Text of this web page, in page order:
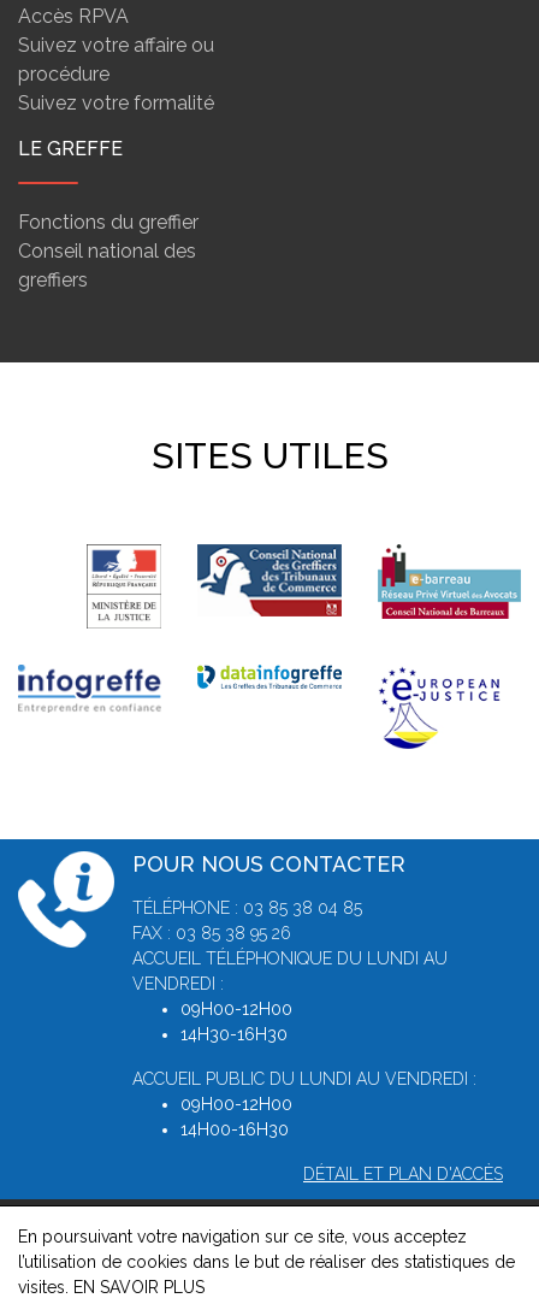
Accès RPVA
Suivez votre affaire ou
procédure
Suivez votre formalité
LE GREFFE
Fonctions du greffier
Conseil national des
greffiers
SITES UTILES
POUR NOUS CONTACTER
TÉLÉPHONE : 03 85 38 04 85
FAX : 03 85 38 95 26
ACCUEIL TÉLÉPHONIQUE DU LUNDI AU
VENDREDI :
09H00-12H00
14H30-16H30
ACCUEIL PUBLIC DU LUNDI AU VENDREDI :
09H00-12H00
14H00-16H30
DÉTAIL ET PLAN D'ACCÈS
© 2026, Greffe du Tribunal de Commerce de Macon -Mentions
légales-Contact -Gestion des cookies -Politique de
confidentialité et de cookies
En poursuivant votre navigation sur ce site, vous acceptez
l’utilisation de cookies dans le but de réaliser des statistiques de
visites.
EN SAVOIR PLUS